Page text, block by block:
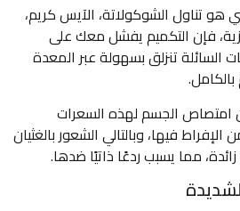
هو تناول الشوكولاتة، الآيس كريم،
فإن التكميم يفشل معك على
السائلة تنزلق بسهولة عبر المعدة
امتصاص الجسم لهذه السعرات
فيها، وبالتالي الشعور بالغثيان
مما يسبب ردعًا ذاتيًا ضدها.